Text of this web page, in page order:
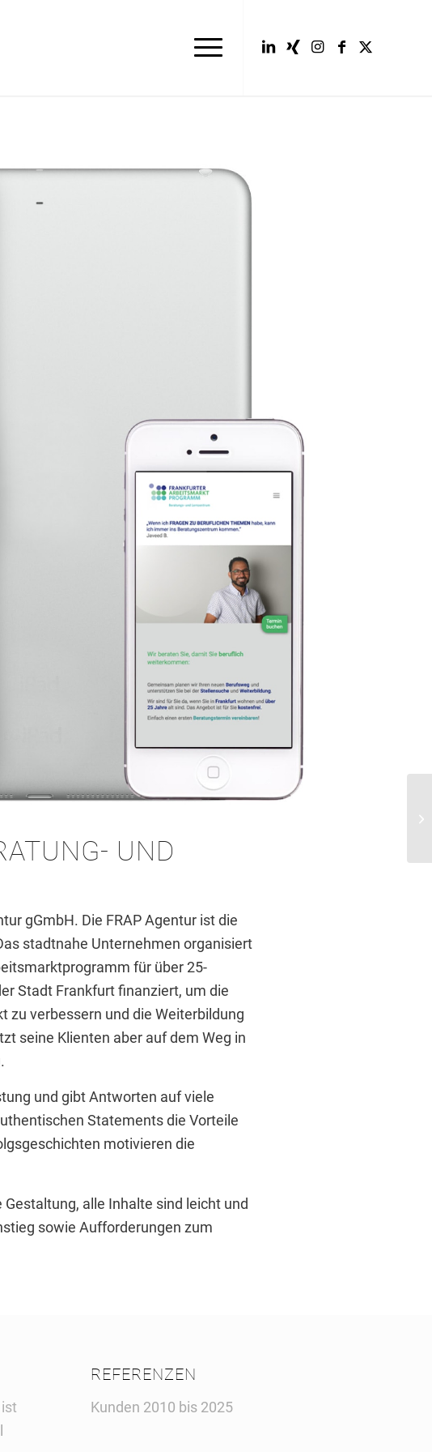
UND
gGmbH. Die FRAP Agentur ist die
stadtnahe Unternehmen organisiert
für über 25-
Stadt Frankfurt finanziert, um die
zu verbessern und die Weiterbildung
seine Klienten aber auf dem Weg in
und gibt Antworten auf viele
Statements die Vorteile
motivieren die
alle Inhalte sind leicht und
sowie Aufforderungen zum
REFERENZEN
Kunden 2010 bis 2025